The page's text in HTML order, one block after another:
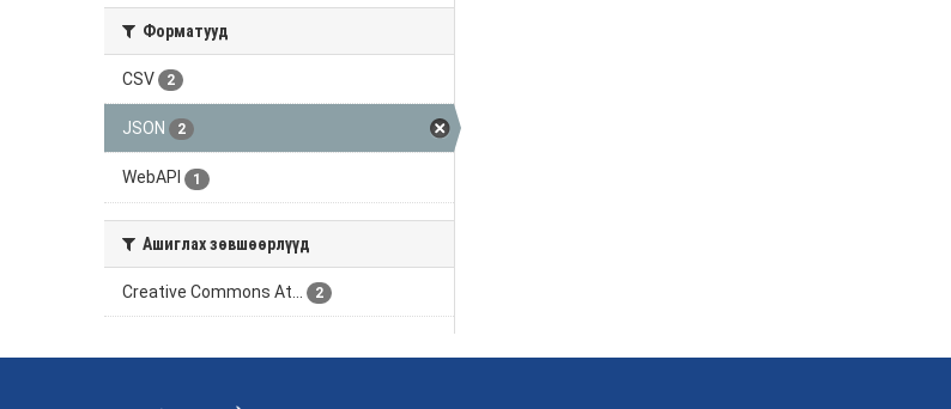
Форматууд
CSV 2
JSON 2
WebAPI 1
Ашиглах зөвшөөрлүүд
Creative Commons At... 2